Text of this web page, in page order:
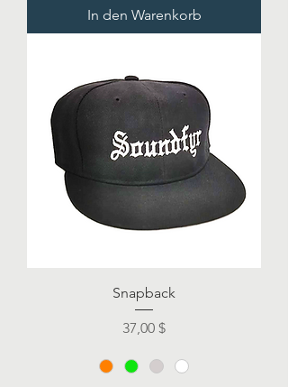
In den Warenkorb
Snapback
Preis
37,00 $